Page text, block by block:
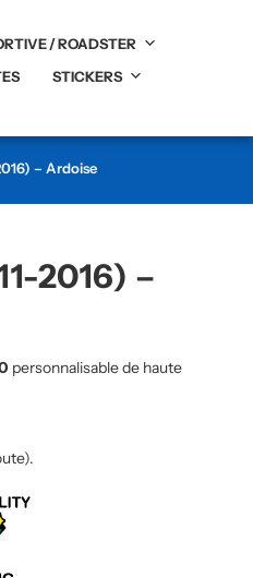
/ ROADSTER
STICKERS
– Ardoise
2016) –
personnalisable de haute